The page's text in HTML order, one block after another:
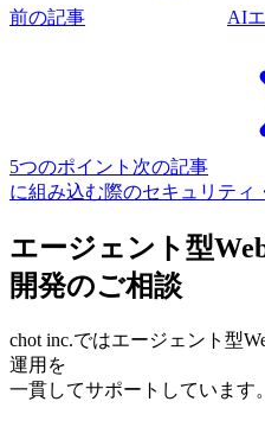
前の記事 AI
5つのポイント 次の記事
に組み込む際のセキュリティ
エージェント型
開発のご相談
chot inc.ではエージェント型
運用を
一貫してサポートしています。